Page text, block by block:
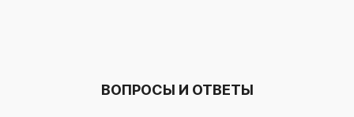
ВОПРОСЫ И ОТВЕТЫ